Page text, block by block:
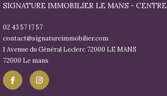
SIGNATURE IMMOBILIER LE MANS - CENTRE
02 43 57 17 57
contact@signatureimmobilier.com
1 Avenue du Général Leclerc 72000 LE MANS
72000
le mans